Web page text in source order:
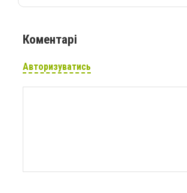
Коментарі
Авторизуватись